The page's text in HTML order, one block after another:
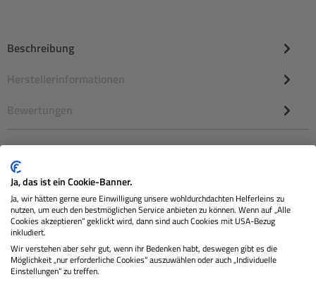
Beschreibung
Herstellerinformationen
Bewertungen
Sie erhalten von uns:
Exklusive Sonderaktionen, Cashbacks &
Ja, das ist ein Cookie-Banner.
Ja, wir hätten gerne eure Einwilligung unsere wohldurchdachten Helferleins zu
nutzen, um euch den bestmöglichen Service anbieten zu können. Wenn auf „Alle
Cookies akzeptieren“ geklickt wird, dann sind auch Cookies mit USA-Bezug
inkludiert.
Wir verstehen aber sehr gut, wenn ihr Bedenken habt, deswegen gibt es die
Möglichkeit „nur erforderliche Cookies“ auszuwählen oder auch „Individuelle
Einstellungen“ zu treffen.